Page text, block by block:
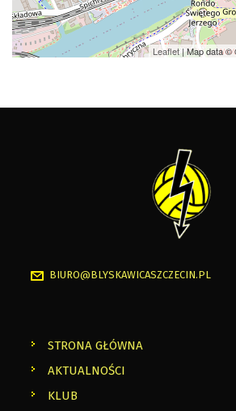
Leaflet| Map data ©
BIURO@BLYSKAWICASZCZECIN.PL
STRONA GŁÓWNA
AKTUALNOŚCI
KLUB